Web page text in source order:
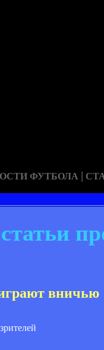
ФУТБОЛА |
вничью